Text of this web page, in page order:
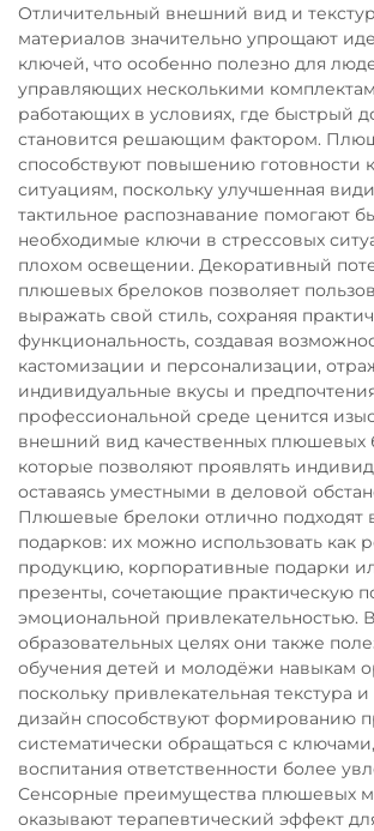
Отличительный внешний вид и
материалов значительно упрощают
ключей, что особенно полезно для
управляющих несколькими
работающих в условиях, где быстрый
становится решающим фактором.
способствуют повышению готовности
ситуациям, поскольку улучшенная
тактильное распознавание помогают
необходимые ключи в стрессовых
плохом освещении. Декоративный
плюшевых брелоков позволяет
выражать свой стиль, сохраняя
функциональность, создавая
кастомизации и персонализации,
индивидуальные вкусы и
профессиональной среде ценится
внешний вид качественных плюшевых
которые позволяют проявлять
оставаясь уместными в деловой
Плюшевые брелоки отлично подходят
подарков: их можно использовать как
продукцию, корпоративные подарки
презенты, сочетающие практическую
эмоциональной привлекательностью. В
образовательных целях они также
обучения детей и молодёжи навыкам
поскольку привлекательная текстура
дизайн способствуют формированию
систематически обращаться с
воспитания ответственности более
Сенсорные преимущества плюшевых
оказывают терапевтический эффект